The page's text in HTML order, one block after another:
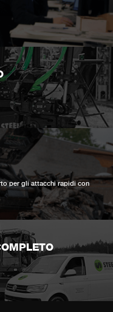
per gli attacchi rapidi con